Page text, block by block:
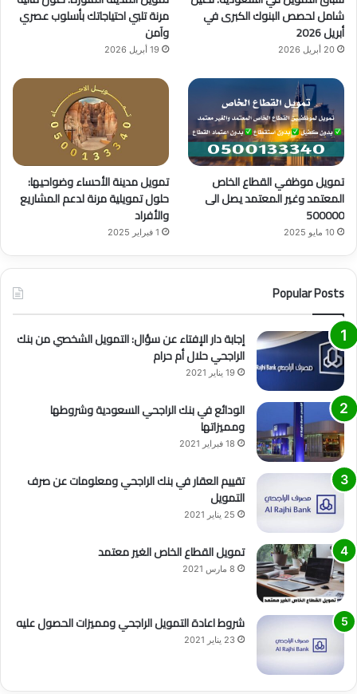
e م
شامل لحصص البنوك الكبرى في
أبريل 2026
20 أبريل 2026
مرنة تلبي احتياجاتك بأسلوب عصري
وآمن
19 أبريل 2026
تمويل موظفي القطاع الخاص
المعتمد وغير المعتمد يصل الى
500000
10 مايو 2025
تمويل مدينة الأحساء وضواحيها:
حلول تمويلية مرنة لدعم المشاريع
والأفراد
1 فبراير 2025
Popular Posts
إجابة دار الإفتاء عن سؤال: التمويل الشخصي من بنك
الراجحي حلال أم حرام
19 يناير 2021
الودائع في بنك الراجحي السعودية وشروطها
ومميزاتها
18 فبراير 2021
تقييم العقار في بنك الراجحي ومعلومات عن صرف
التمويل
25 يناير 2021
تمويل القطاع الخاص الغير معتمد
8 مارس 2021
شروط اعادة التمويل الراجحي ومميزات الحصول عليه
23 يناير 2021